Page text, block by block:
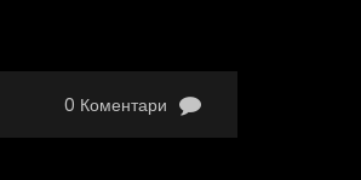
0 Коментари